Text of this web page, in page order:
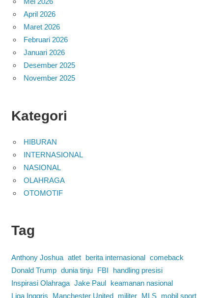
April 2026
Maret 2026
Februari 2026
Januari 2026
Desember 2025
November 2025
Kategori
HIBURAN
INTERNASIONAL
NASIONAL
OLAHRAGA
OTOMOTIF
Tag
Anthony Joshua atlet berita internasional comeback
Donald Trump dunia tinju FBI
handling presisi
Inspirasi Olahraga Jake Paul
keamanan nasional
Liga Inggris
Manchester United militer MLS mobil sport